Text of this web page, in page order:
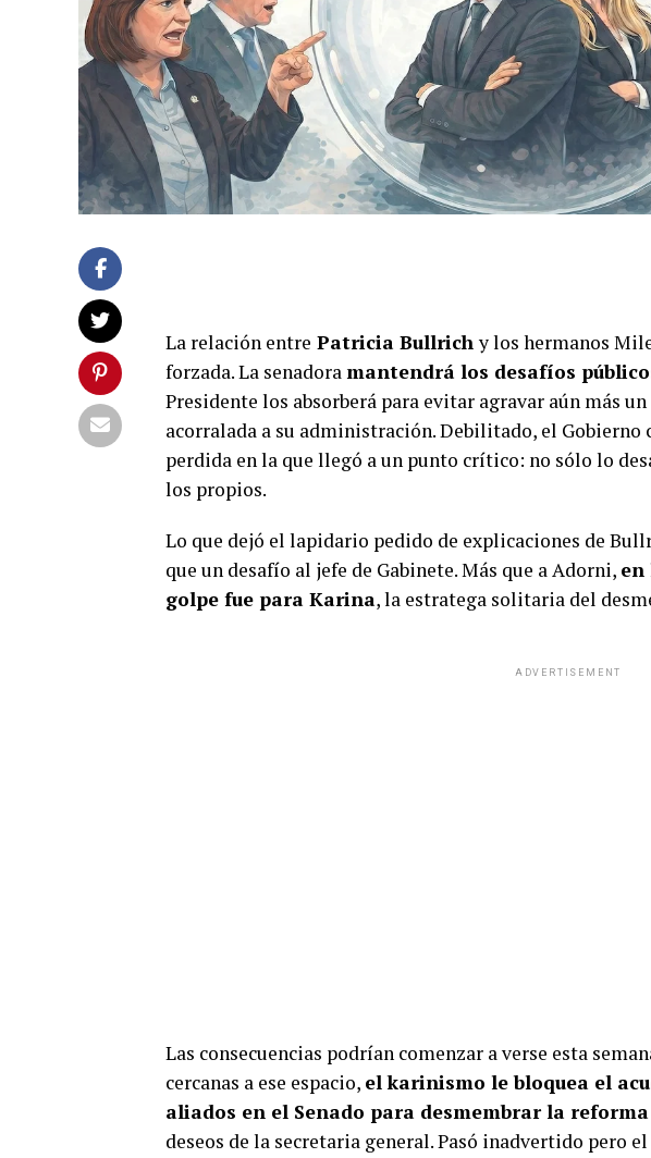
La relación entre Patricia Bullrichy los hermanos
forzada. La senadora mantendrá los desafíos
Presidente los absorberá para evitar agravar aún más
acorralada a su administración. Debilitado, el Gobierno
perdida en la que llegó a un punto crítico: no sólo lo
los propios.
Lo que dejó el lapidario pedido de explicaciones de
que un desafío al jefe de Gabinete. Más que a Adorni, en
golpe fue para Karina, la estratega solitaria del
ADVERTISEMENT
Las consecuencias podrían comenzar a verse esta
cercanas a ese espacio, el karinismo le bloquea el
aliados en el Senado para desmembrar la
deseos de la secretaria general. Pasó inadvertido pero